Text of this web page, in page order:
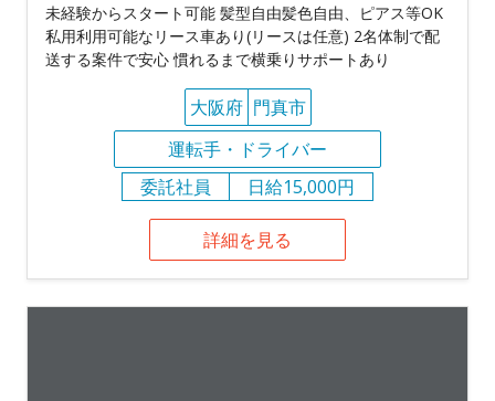
未経験からスタート可能 髪型自由髪色自由、ピアス等OK
私用利用可能なリース車あり(リースは任意) 2名体制で配
送する案件で安心 慣れるまで横乗りサポートあり
大阪府 門真市
運転手・ドライバー
委託社員
日給15,000円
詳細を見る